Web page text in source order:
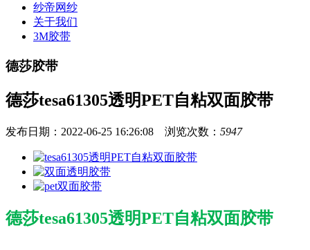
纱帝网纱
关于我们
3M胶带
德莎胶带
德莎tesa61305透明PET自粘双面胶带
发布日期：2022-06-25 16:26:08 浏览次数： 5947
德莎tesa61305透明PET自粘双面胶带